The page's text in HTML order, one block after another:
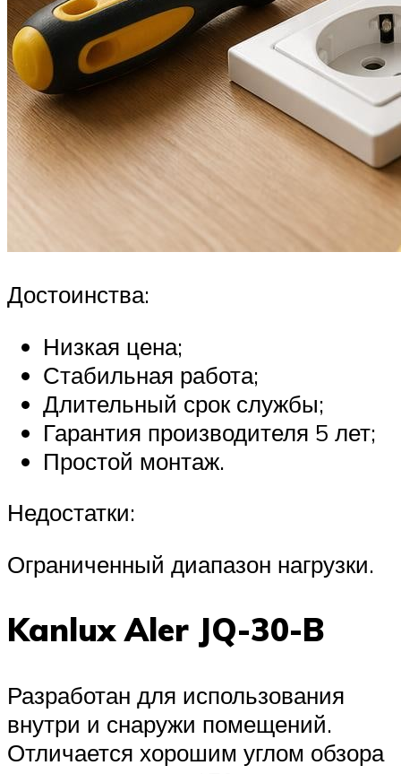
Достоинства:
Низкая цена;
Стабильная работа;
Длительный срок службы;
Гарантия производителя 5 лет;
Простой монтаж.
Недостатки:
Ограниченный диапазон нагрузки.
Kanlux Aler JQ-30-B
Разработан для использования
внутри и снаружи помещений.
Отличается хорошим углом обзора